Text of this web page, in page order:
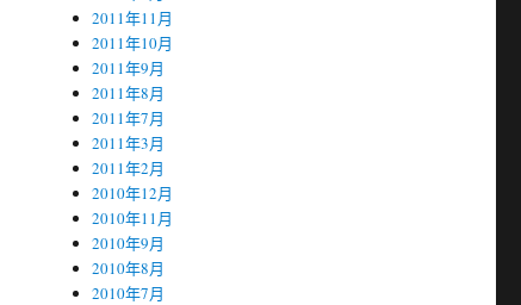
2011年11月
2011年10月
2011年9月
2011年8月
2011年7月
2011年3月
2011年2月
2010年12月
2010年11月
2010年9月
2010年8月
2010年7月